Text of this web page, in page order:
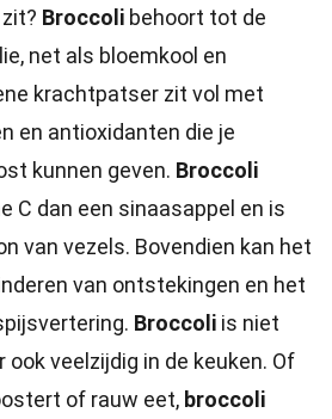
Broccoli behoort tot de
net als bloemkool en
krachtpatser zit vol met
en antioxidanten die je
kunnen geven. Broccoli
C dan een sinaasappel en is
van vezels. Bovendien kan het
van ontstekingen en het
Broccoli is niet
ook veelzijdig in de keuken. Of
of rauw eet, broccoli